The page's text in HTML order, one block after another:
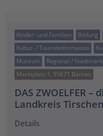
Kinder- und Familien Bildung
Kultur- / Touristinformation
Museum
Regional /
Marktplatz 1, 95671 Bärnau
DAS ZWOELFER
Landkreis
Details